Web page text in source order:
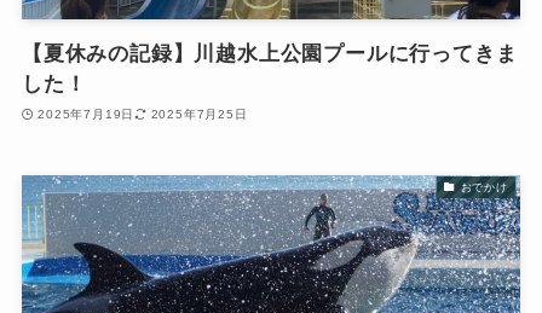
【夏休みの記録】川越水上公園プールに行ってきま
した！
2025年7月19日 2025年7月25日
おでかけ